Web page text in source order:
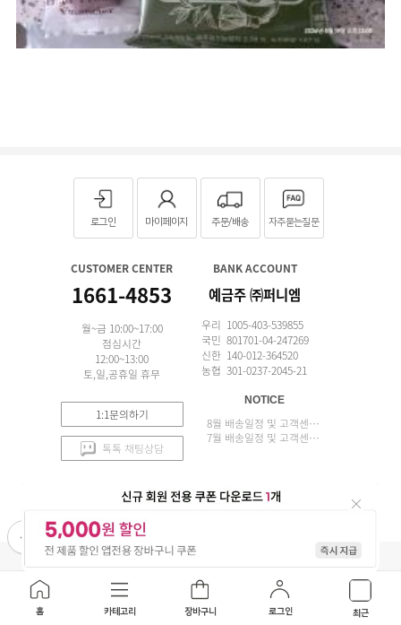
로그인 마이페이지 주문/배송 자주묻는질문
CUSTOMER CENTER
1661-4853
월~금 10:00~17:00
점심시간
12:00~13:00
토,일,공휴일 휴무
1:1문의하기
톡톡 채팅상담
BANK ACCOUNT
예금주 ㈜퍼니엠
우리 1005-403-539855
국민 801701-04-247269
신한 140-012-364520
농협 301-0237-2045-21
NOTICE
8월 배송일정 및 고객센터 업무 안내
7월 배송일정 및 고객센터 업무 안내
APP 설치
(주)퍼니엠 사업자정보
구매안전서비스 개인정보취급방침 이용약관
홈 카테고리 장바구니 로그인 최근